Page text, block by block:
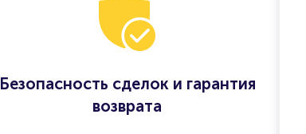
Безопасность сделок и гарантия
возврата